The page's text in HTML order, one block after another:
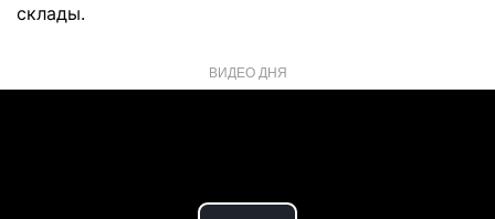
склады.
ВИДЕО ДНЯ